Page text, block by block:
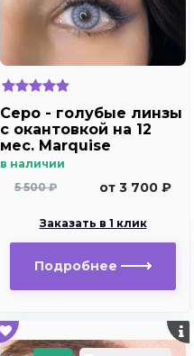
Серо - голубые линзы
c окантовкой на 12
мес. Marquise
elegance Aquarella /
голубые линзы для
в наличии
5 500 ₽
от 3 700 ₽
Заказать в 1 клик
Подробнее